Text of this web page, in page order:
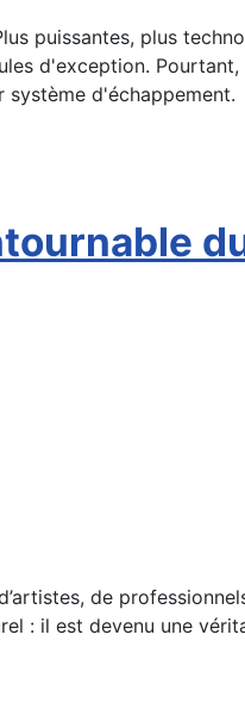
puissantes, plus
d'exception. Pourtant,
d'échappement.
de
: il est devenu une